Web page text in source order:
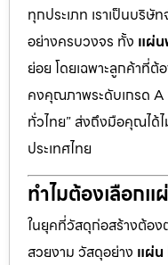
ทุกประเภท เราเป็นบริษั
อย่างครบวงจร ทั้ง แผ่
ย่อย โดยเฉพาะลูกค้าที่
คงคุณภาพระดับเกรด
ทั่วไทย” ส่งถึงมือคุณได้
ประเทศไทย
ทำไมต้องเลือก
ในยุคที่วัสดุก่อสร้างต้อ
สวยงาม วัสดุอย่าง แผ่น